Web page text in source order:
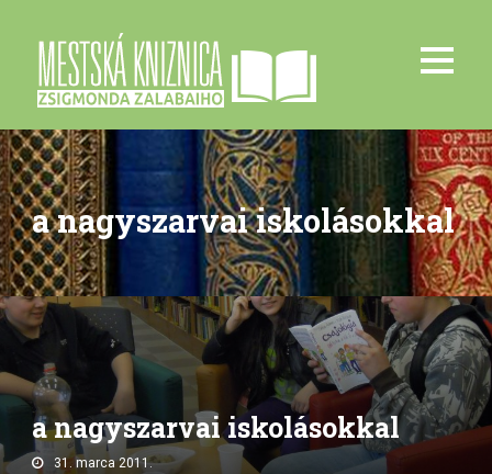
a nagyszarvai iskolásokkal
a nagyszarvai iskolásokkal
31. marca 2011.